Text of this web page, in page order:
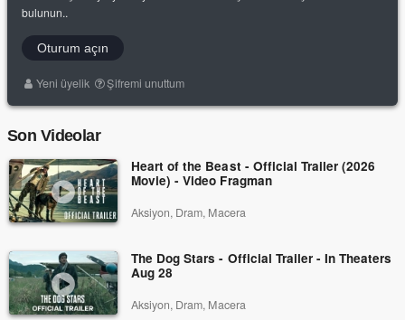
bulunun..
Oturum açın
Yeni üyelik Şifremi unuttum
Son Videolar
Heart of the Beast - Official Trailer (2026
Movie) - Video Fragman
Aksiyon, Dram, Macera
The Dog Stars - Official Trailer - In Theaters
Aug 28
Aksiyon, Dram, Macera